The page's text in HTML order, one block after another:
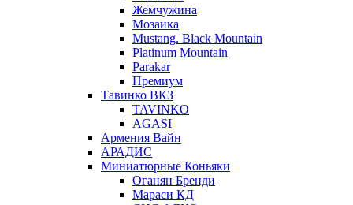
Жемчужина
Мозаика
Mustang. Black Mountain
Platinum Mountain
Parakar
Премиум
Тавинко ВКЗ
TAVINKO
AGASI
Армения Вайн
АРАДИС
Миниатюрные Коньяки
Оганян Бренди
Мараси КД